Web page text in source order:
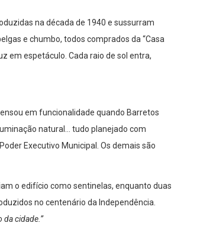
na década de 1940 e sussurram
e chumbo, todos comprados da “Casa
em espetáculo. Cada raio de sol entra,
em funcionalidade quando Barretos
natural… tudo planejado com
Executivo Municipal. Os demais são
o edifício como sentinelas, enquanto duas
no centenário da Independência.
da cidade.”